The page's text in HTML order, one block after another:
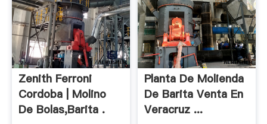
Zenith Ferroni
Cordoba | Molino
De Bolas,Barita .
Planta De Molienda
De Barita Venta En
Veracruz ...